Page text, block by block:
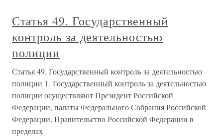
Статья 49. Государственный
контроль за деятельностью
полиции
Статья 49. Государственный контроль за деятельностью
полиции 1. Государственный контроль за деятельностью
полиции осуществляют Президент Российской
Федерации, палаты Федерального Собрания Российской
Федерации, Правительство Российской Федерации в
пределах